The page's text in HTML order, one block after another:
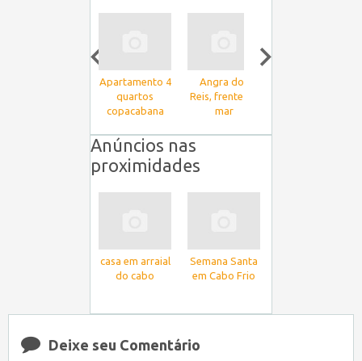
Apartamento 4
quartos
copacabana
Angra dos
Reis, frente ao
mar
Anúncios nas
proximidades
casa em arraial
do cabo
Semana Santa
em Cabo Frio
Deixe seu Comentário